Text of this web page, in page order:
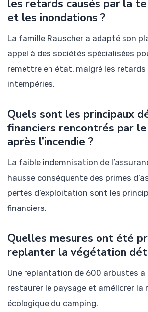
les retards causés par la
et les inondations ?
La famille Rauscher a adapté son
appel à des sociétés spécialisées
remettre en état, malgré les retards
intempéries.
Quels sont les principaux
financiers rencontrés par
après l’incendie ?
La faible indemnisation de
hausse conséquente des primes
pertes d’exploitation sont les
financiers.
Quelles mesures ont été
replanter la végétation
Une replantation de 600 arbustes a
restaurer le paysage et améliorer la
écologique du camping.